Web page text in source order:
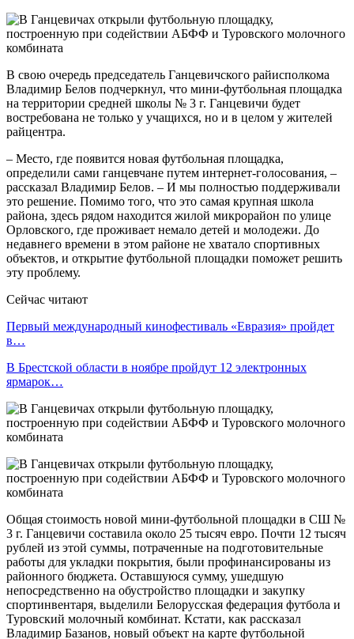
В свою очередь председатель Ганцевичского райисполкома
Владимир Белов подчеркнул, что мини-футбольная площадка
на территории средней школы № 3 г. Ганцевичи будет
востребована не только у учащихся, но и в целом у жителей
райцентра.
– Место, где появится новая футбольная площадка,
определили сами ганцевчане путем интернет-голосования, –
рассказал Владимир Белов. – И мы полностью поддерживали
это решение. Помимо того, что это самая крупная школа
района, здесь рядом находится жилой микрорайон по улице
Орловского, где проживает немало детей и молодежи. До
недавнего времени в этом районе не хватало спортивных
объектов, и открытие футбольной площадки поможет решить
эту проблему.
Сейчас читают
Первый международный кинофестиваль «Евразия» пройдет
в…
В Брестской области в ноябре пройдут 12 электронных
ярмарок…
Общая стоимость новой мини-футбольной площадки в СШ №
3 г. Ганцевичи составила около 25 тысяч евро. Почти 12 тысяч
рублей из этой суммы, потраченные на подготовительные
работы для укладки покрытия, были профинансированы из
районного бюджета. Оставшуюся сумму, ушедшую
непосредственно на обустройство площадки и закупку
спортинвентаря, выделили Белорусская федерация футбола и
Туровский молочный комбинат. Кстати, как рассказал
Владимир Базанов, новый объект на карте футбольной